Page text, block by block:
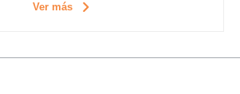
Ver más